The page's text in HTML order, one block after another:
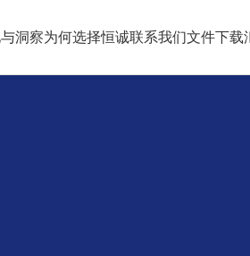
洞察为何选择恒诚联系我们文件下载